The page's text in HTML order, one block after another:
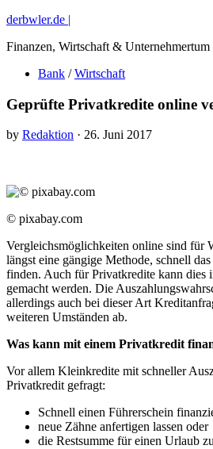
derbwler.de |
Finanzen, Wirtschaft &
Bank / Wirtschaft
Geprüfte Privatkredite online
by Redaktion · 26. Juni 2017
© pixabay.com
Vergleichsmöglichkeiten online sind für
längst eine gängige Methode, schnell
finden. Auch für Privatkredite kann dies
gemacht werden. Die
allerdings auch bei dieser Art
weiteren Umständen ab.
Was kann mit einem Privatkredit
Vor allem Kleinkredite mit schneller
Privatkredit gefragt:
Schnell einen Führerschein
neue Zähne anfertigen lassen oder
die Restsumme für einen Urlaub